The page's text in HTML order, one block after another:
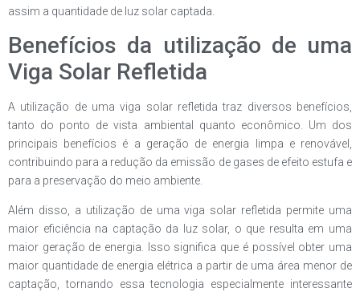
assim a quantidade de luz solar captada.
Benefícios da utilização de uma
Viga Solar Refletida
A utilização de uma viga solar refletida traz diversos benefícios,
tanto do ponto de vista ambiental quanto econômico. Um dos
principais benefícios é a geração de energia limpa e renovável,
contribuindo para a redução da emissão de gases de efeito estufa e
para a preservação do meio ambiente.
Além disso, a utilização de uma viga solar refletida permite uma
maior eficiência na captação da luz solar, o que resulta em uma
maior geração de energia. Isso significa que é possível obter uma
maior quantidade de energia elétrica a partir de uma área menor de
captação, tornando essa tecnologia especialmente interessante